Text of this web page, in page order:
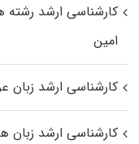
کارشناسی ارشد
اﻣﻴﻦ
کارشناسی ارشد زبان
کارشناسی ارشد زبان‌